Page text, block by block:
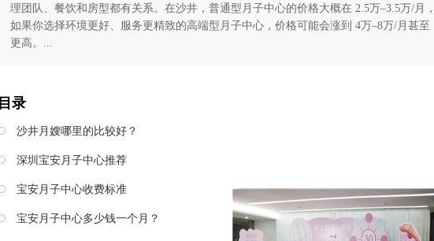
理团队、餐饮和房型都有关系。在沙井，普通型月子中心的价格大概在 2.5万–3.5万/月，
如果你选择环境更好、服务更精致的高端型月子中心，价格可能会涨到 4万–8万/月甚至
更高。...
目录
沙井月嫂哪里的比较好？
深圳宝安月子中心推荐
宝安月子中心收费标准
宝安月子中心多少钱一个月？